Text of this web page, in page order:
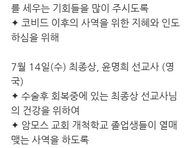
를 세우는 기회들을 많이 주시도록
✦ 코비드 이후의 사역을 위한 지혜와 인도
하심을 위해
7월 14일(수) 최종상, 윤명희 선교사 (영
국)
✦ 수술후 회복중에 있는 최종상 선교사님
의 건강을 위하여
✦ 암모스 교회 개척학교 졸업생들이 열매
맺는 사역을 하도록